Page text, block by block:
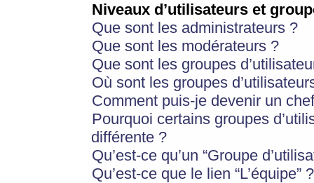
Niveaux d’utilisateurs et
Que sont les administrateurs ?
Que sont les modérateurs ?
Que sont les groupes
Où sont les groupes
Comment puis-je devenir un
Pourquoi certains groupes
différente ?
Qu’est-ce qu’un “Groupe
Qu’est-ce que le lien “L’équipe” ?